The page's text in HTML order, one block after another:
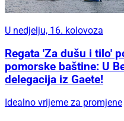
U nedjelju, 16. kolovoza
Regata 'Za dušu i tilo'
pomorske baštine: U
delegacija iz Gaete!
Idealno vrijeme za promjene